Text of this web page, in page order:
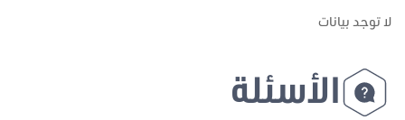
لا توجد بيانات
الأسئلة